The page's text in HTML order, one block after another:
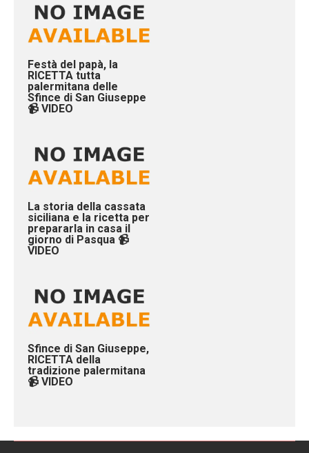
Festà del papà, la
RICETTA tutta
palermitana delle
Sfince di San Giuseppe
📹 VIDEO
La storia della cassata
siciliana e la ricetta per
prepararla in casa il
giorno di Pasqua 📹
VIDEO
Sfince di San Giuseppe,
RICETTA della
tradizione palermitana
📹 VIDEO